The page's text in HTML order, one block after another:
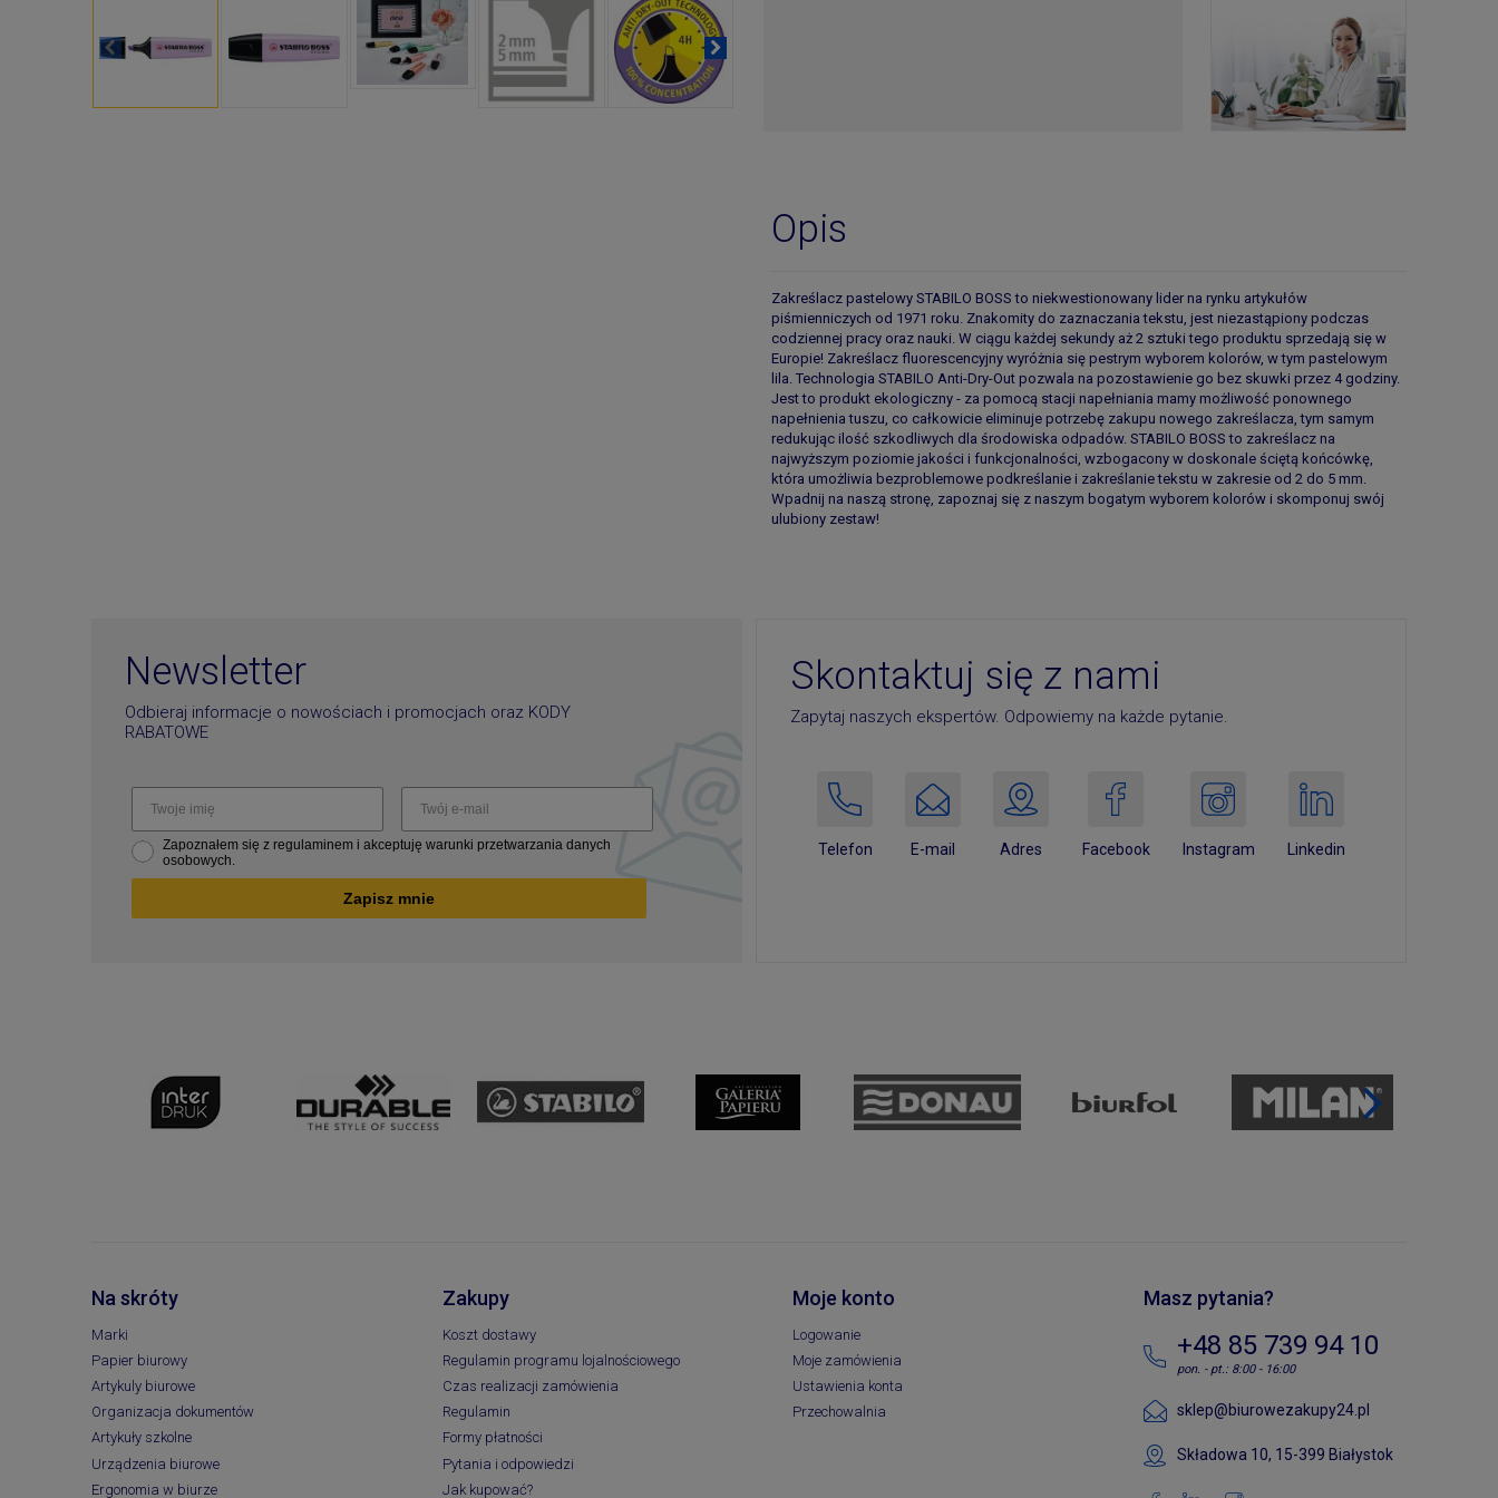
Opis
Zakreślacz pastelowy STABILO BOSS to niekwestionowany lider na rynku artykułów
piśmienniczych od 1971 roku. Znakomity do zaznaczania tekstu, jest niezastąpiony podczas
codziennej pracy oraz nauki. W ciągu każdej sekundy aż 2 sztuki tego produktu sprzedają się w
Europie! Zakreślacz fluorescencyjny wyróżnia się pestrym wyborem kolorów, w tym pastelowym
lila. Technologia STABILO Anti-Dry-Out pozwala na pozostawienie go bez skuwki przez 4 godziny.
Jest to produkt ekologiczny - za pomocą stacji napełniania mamy możliwość ponownego
napełnienia tuszu, co całkowicie eliminuje potrzebę zakupu nowego zakreślacza, tym samym
redukując ilość szkodliwych dla środowiska odpadów. STABILO BOSS to zakreślacz na
najwyższym poziomie jakości i funkcjonalności, wzbogacony w doskonale ściętą końcówkę,
która umożliwia bezproblemowe podkreślanie i zakreślanie tekstu w zakresie od 2 do 5 mm.
Wpadnij na naszą stronę, zapoznaj się z naszym bogatym wyborem kolorów i skomponuj swój
ulubiony zestaw!
Newsletter
Odbieraj informacje o nowościach i promocjach oraz KODY
RABATOWE
Zapoznałem się z regulaminem i akceptuję warunki przetwarzania danych
osobowych.
Zapisz mnie
Skontaktuj się z nami
Zapytaj naszych ekspertów. Odpowiemy na każde pytanie.
Telefon E-mail Adres Facebook Instagram Linkedin
Na skróty
Marki
Papier biurowy
Artykuly biurowe
Organizacja dokumentów
Artykuły szkolne
Urządzenia biurowe
Ergonomia w biurze
Zakupy
Koszt dostawy
Regulamin programu lojalnościowego
Czas realizacji zamówienia
Regulamin
Formy płatności
Pytania i odpowiedzi
Jak kupować?
Moje konto
Logowanie
Moje zamówienia
Ustawienia konta
Przechowalnia
Masz pytania?
+48 85 739 94 10
pon. - pt.: 8:00 - 16:00
sklep@biurowezakupy24.pl
Składowa 10, 15-399 Białystok